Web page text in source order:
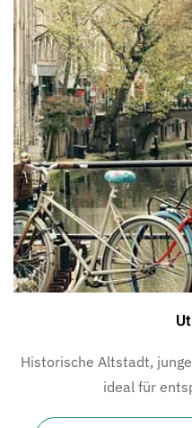
Historische Altstadt,
ideal für